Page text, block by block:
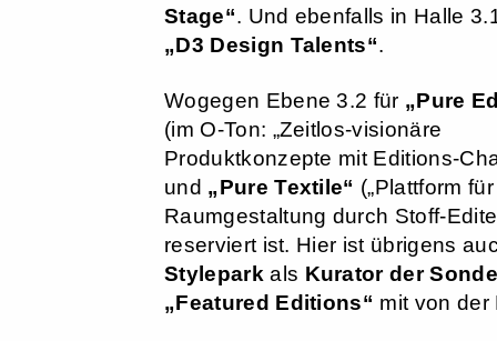
Stage“. Und ebenfalls in Halle
„D3 Design Talents“.
Wogegen Ebene 3.2 für „Pure
(im O-Ton: „Zeitlos-visionäre
Produktkonzepte mit Editions-
und „Pure Textile“ („Plattform
Raumgestaltung durch Stoff-
reserviert ist. Hier ist übrigens
Stylepark als Kurator der
„Featured Editions“ mit von der